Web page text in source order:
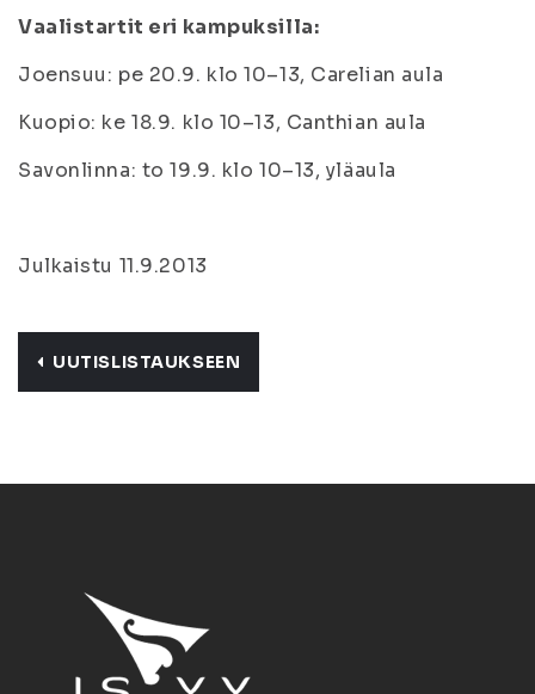
Vaalistartit eri kampuksilla:
Joensuu: pe 20.9. klo 10–13, Carelian aula
Kuopio: ke 18.9. klo 10–13, Canthian aula
Savonlinna: to 19.9. klo 10–13, yläaula
Julkaistu 11.9.2013
UUTISLISTAUKSEEN